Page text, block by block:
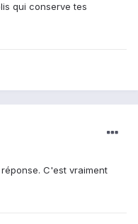
qui conserve tes
C'est vraiment